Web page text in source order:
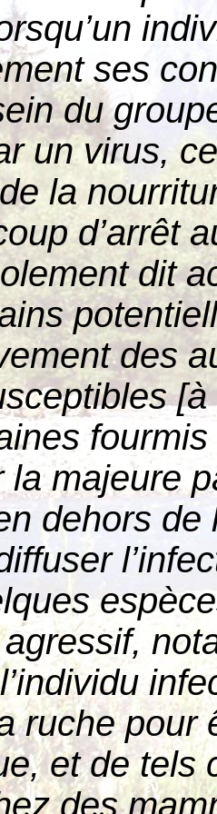
ses
du
un virus,
la
d’arrêt
dit
des
[à
la majeure
dehors
ruche pour
et de tels
des